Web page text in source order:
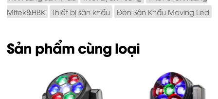
Mitek&HBK
Thiết bị sân khấu Đèn Sân Khấu Moving Led
Sản phẩm cùng loại